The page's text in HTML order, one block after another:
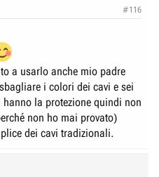
#116
a usarlo anche mio padre
i colori dei cavi e sei
la protezione quindi non
non ho mai provato)
dei cavi tradizionali.